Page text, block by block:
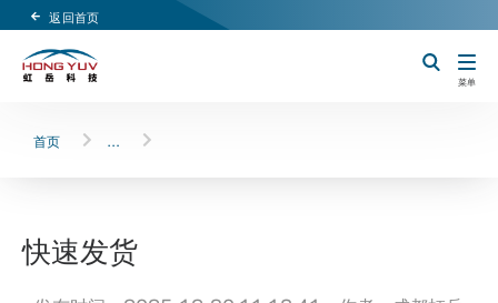
返回首页
Header Logo
切换搜索
菜单
首页 …
快速发货